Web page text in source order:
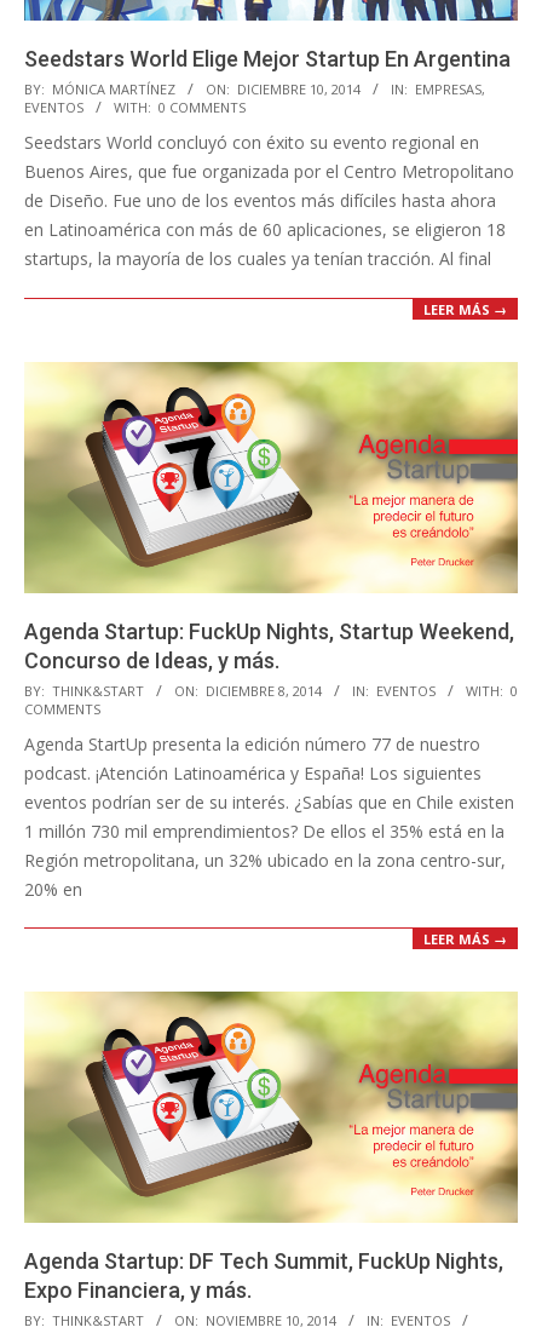
Seedstars World Elige Mejor Startup En Argentina
2014-
12-
10
BY: MÓNICA MARTÍNEZ ON: DICIEMBRE 10, 2014 IN: EMPRESAS,
EVENTOS
WITH: 0 COMMENTS
Seedstars World concluyó con éxito su evento regional en
Buenos Aires, que fue organizada por el Centro Metropolitano
de Diseño. Fue uno de los eventos más difíciles hasta ahora
en Latinoamérica con más de 60 aplicaciones, se eligieron 18
startups, la mayoría de los cuales ya tenían tracción. Al final
LEER MÁS →
Agenda Startup: FuckUp Nights, Startup Weekend,
Concurso de Ideas, y más.
2014-
12-
08
BY: THINK&START ON: DICIEMBRE 8, 2014 IN: EVENTOS WITH: 0
COMMENTS
Agenda StartUp presenta la edición número 77 de nuestro
podcast. ¡Atención Latinoamérica y España! Los siguientes
eventos podrían ser de su interés. ¿Sabías que en Chile existen
1 millón 730 mil emprendimientos? De ellos el 35% está en la
Región metropolitana, un 32% ubicado en la zona centro-sur,
20% en
LEER MÁS →
Agenda Startup: DF Tech Summit, FuckUp Nights,
Expo Financiera, y más.
2014-
BY: THINK&START ON: NOVIEMBRE 10, 2014 IN: EVENTOS